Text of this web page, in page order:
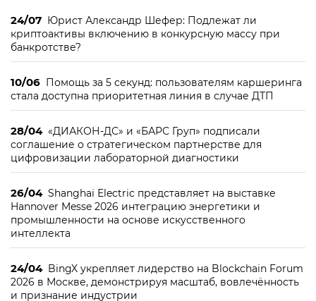
24/07 Юрист Александр Шефер: Подлежат ли
криптоактивы включению в конкурсную массу при
банкротстве?
10/06 Помощь за 5 секунд: пользователям каршеринга
стала доступна приоритетная линия в случае ДТП
28/04 «ДИАКОН-ДС» и «БАРС Груп» подписали
соглашение о стратегическом партнерстве для
цифровизации лабораторной диагностики
26/04 Shanghai Electric представляет на выставке
Hannover Messe 2026 интеграцию энергетики и
промышленности на основе искусственного
интеллекта
24/04 BingX укрепляет лидерство на Blockchain Forum
2026 в Москве, демонстрируя масштаб, вовлечённость
и признание индустрии